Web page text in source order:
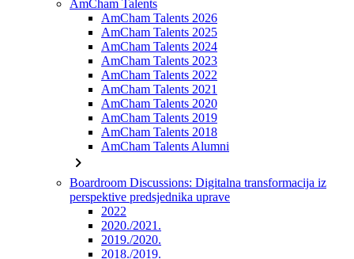
AmCham Talents
AmCham Talents 2026
AmCham Talents 2025
AmCham Talents 2024
AmCham Talents 2023
AmCham Talents 2022
AmCham Talents 2021
AmCham Talents 2020
AmCham Talents 2019
AmCham Talents 2018
AmCham Talents Alumni
chevron_right
Boardroom Discussions: Digitalna transformacija iz
perspektive predsjednika uprave
2022
2020./2021.
2019./2020.
2018./2019.